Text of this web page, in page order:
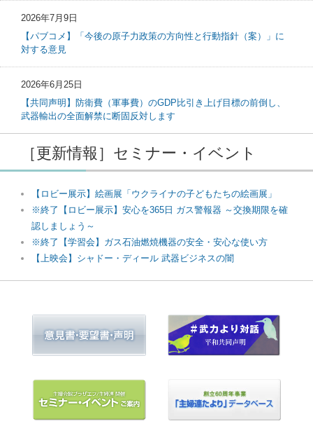
2026年7月9日
【パブコメ】「今後の原子力政策の方向性と行動指針（案）」に
対する意見
2026年6月25日
【共同声明】防衛費（軍事費）のGDP比引き上げ目標の前倒し、
武器輸出の全面解禁に断固反対します
［更新情報］セミナー・イベント
【ロビー展示】絵画展「ウクライナの子どもたちの絵画展」
※終了【ロビー展示】安心を365日 ガス警報器 ～交換期限を確
認しましょう～
※終了【学習会】ガス石油燃焼機器の安全・安心な使い方
【上映会】シャドー・ディール 武器ビジネスの闇